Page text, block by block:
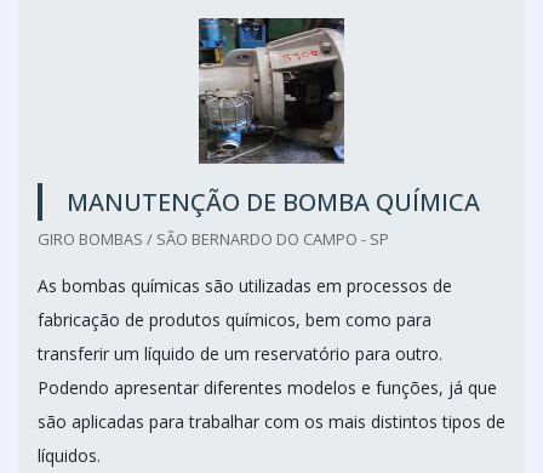
MANUTENÇÃO DE BOMBA QUÍMICA
GIRO BOMBAS / SÃO BERNARDO DO CAMPO - SP
As bombas químicas são utilizadas em processos de
fabricação de produtos químicos, bem como para
transferir um líquido de um reservatório para outro.
Podendo apresentar diferentes modelos e funções, já que
são aplicadas para trabalhar com os mais distintos tipos de
líquidos.